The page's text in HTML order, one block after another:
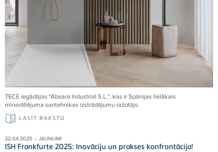
TECE iegādājas “Absara Industrial S.L.”, kas ir Spānijas lielākais
minerāllējuma santehnikas izstrādājumu ražotājs.
LASĪT RAKSTU
22.04.2025 – JAUNUMI
ISH Frankfurte 2025: Inovāciju un prakses konfrontācija!